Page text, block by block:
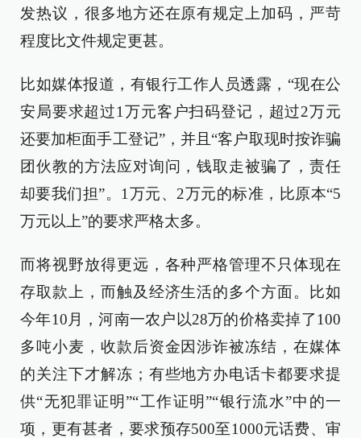
发热议，很多地方还在原有规定上加码，严苛
程度比文件规定更甚。
比如媒体报道，有银行工作人员透露，“现在公
安局要求超过1万元客户扫码登记，超过2万元
还要加柜面手工登记”，并且“客户取现时按诈骗
团伙教的方法应对询问，钱取走被骗了，责任
却要我们担”。1万元、2万元的标准，比原本“5
万元以上”的要求严格太多。
而将视野放得更远，各种严格管理不只体现在
存取款上，而触及经济生活的多个方面。比如
今年10月，河南一农户以28万的价格卖掉了100
多吨小麦，收款后资金因涉诈被冻结，在媒体
的关注下才解冻；有些地方办电话卡都要求提
供“无犯罪证明”“工作证明”“银行流水”中的一
项，更有甚者，要求预存500至1000元话费、审